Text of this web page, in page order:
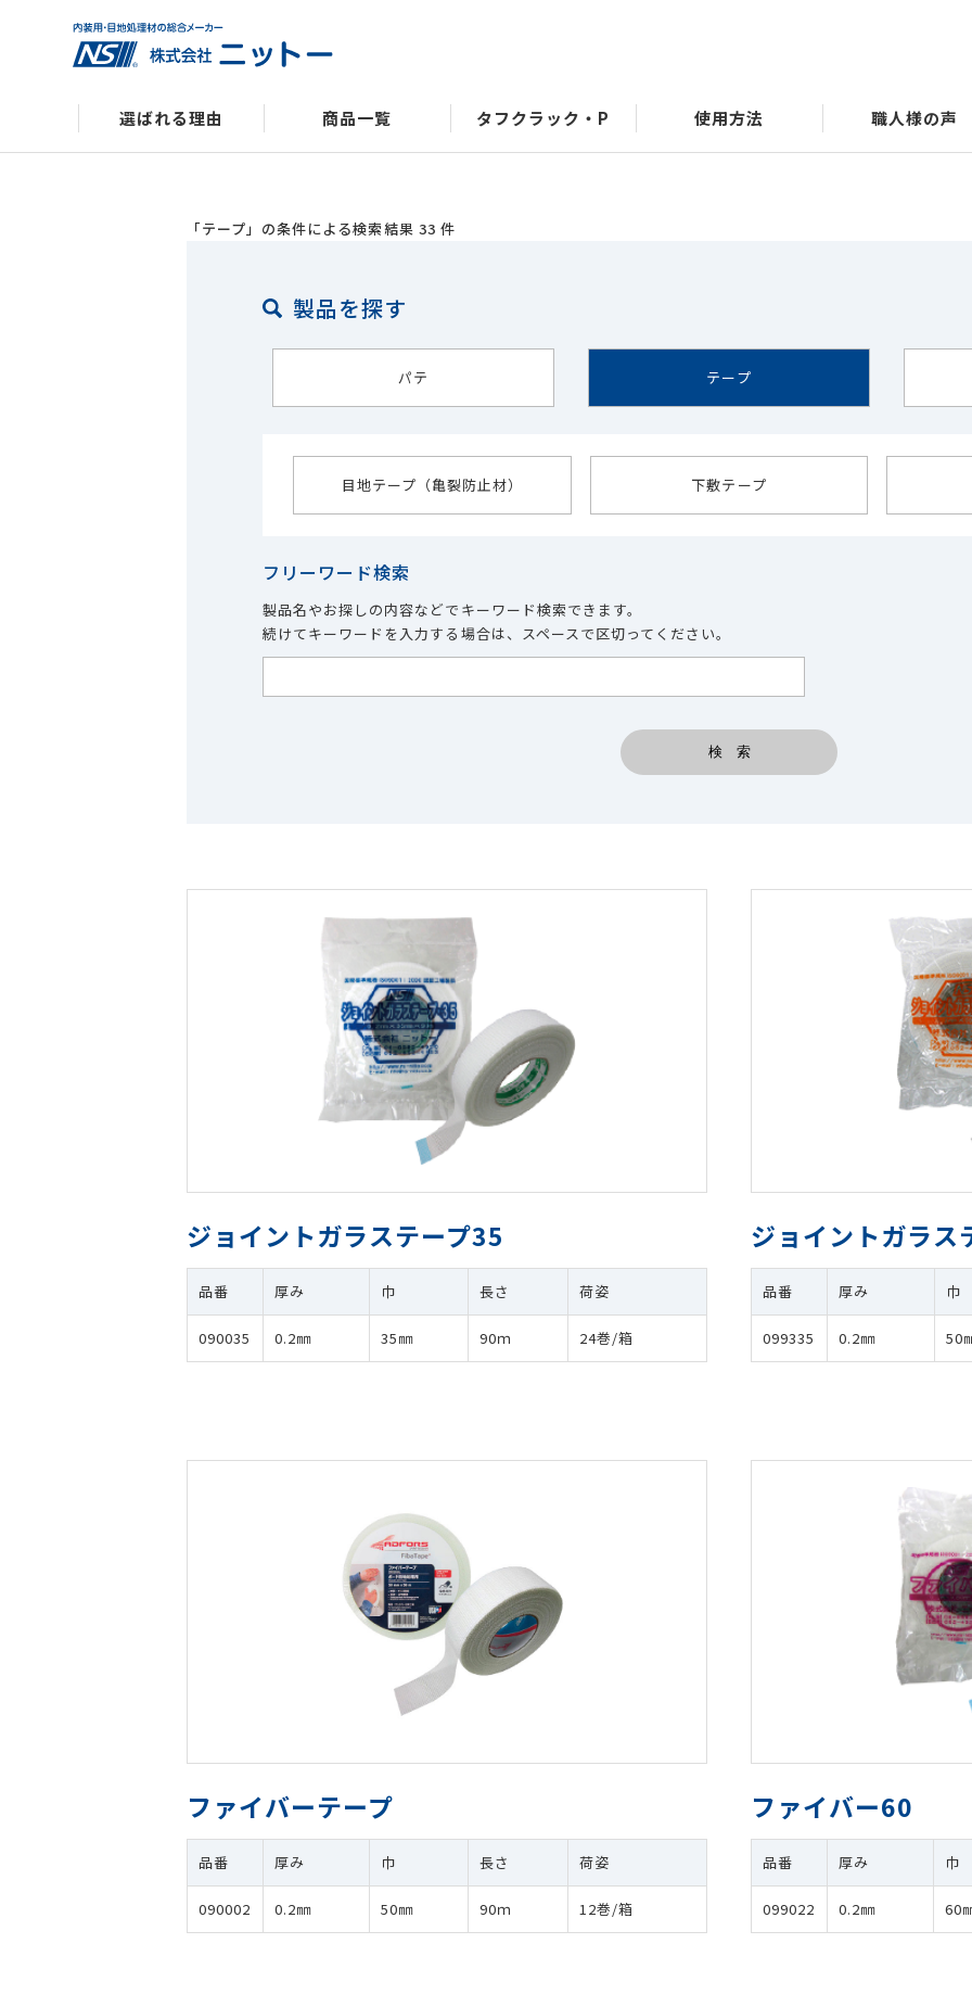
選ばれる理由 商品一覧 タフクラック・P 使用方法 職人様の声
「テープ 」の条件による検索結果 33 件
製品を探す
パテ テープ
目地テープ（亀裂防止材） 下敷テープ
フリーワード検索
製品名やお探しの内容などでキーワード検索できます。
続けてキーワードを入力する場合は、スペースで区切ってください。
ジョイントガラステープ35
品番 厚み 巾 長さ 荷姿
090035 0.2㎜ 35㎜ 90ｍ 24巻/箱
ジョイントガラス
品番 厚み 巾
099335 0.2㎜ 50
ファイバーテープ
品番 厚み 巾 長さ 荷姿
090002 0.2㎜ 50㎜ 90ｍ 12巻/箱
ファイバー60
品番 厚み 巾
099022 0.2㎜ 60